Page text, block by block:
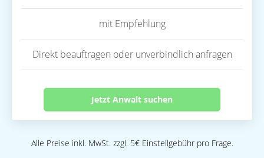
mit Empfehlung
Direkt beauftragen oder unverbindlich anfragen
Jetzt Anwalt suchen
Alle Preise inkl. MwSt. zzgl. 5€ Einstellgebühr pro Frage.